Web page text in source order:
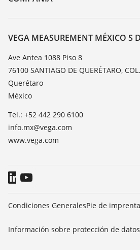
TeamViewer
Acerca de VEGA
Contacto
Notícias
Prensa
Blog
VEGA MEASUREMENT MÉXICO S
Ave Antea 1088 Piso 8
76100 SANTIAGO DE QUERÉTARO,
Querétaro
México
Tel.: +52 442 290 6100
info.mx@vega.com
www.vega.com
Condiciones GeneralesPie de imprenta
Información sobre protección de datos